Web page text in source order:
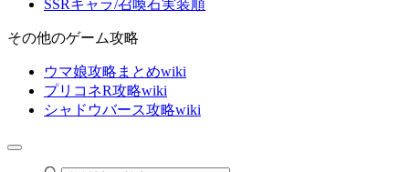
SSRキャラ/召喚石実装順
その他のゲーム攻略
ウマ娘攻略まとめwiki
プリコネR攻略wiki
シャドウバース攻略wiki